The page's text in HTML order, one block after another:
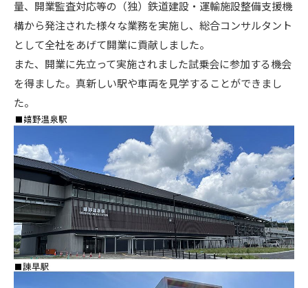
量、開業監査対応等の（独）鉄道建設・運輸施設整備支援機
構から発注された様々な業務を実施し、総合コンサルタント
として全社をあげて開業に貢献しました。
また、開業に先立って実施されました試乗会に参加する機会
を得ました。真新しい駅や車両を見学することができまし
た。